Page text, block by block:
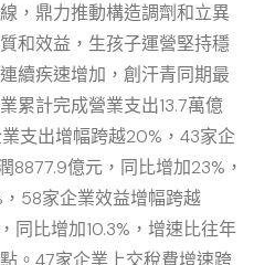
，鼎力推動構造調劑和立異
和效益，生孩子運營堅持穩
續疾速增加，創汗青同期最
累計完成營業支出13.7萬億
業支出增幅跨越20%，43家企
8877.9億元，同比增加23%，
58家企業效益增幅跨越
同比增加10.3%，增速比往年
。47家企業上交稅費增速跨